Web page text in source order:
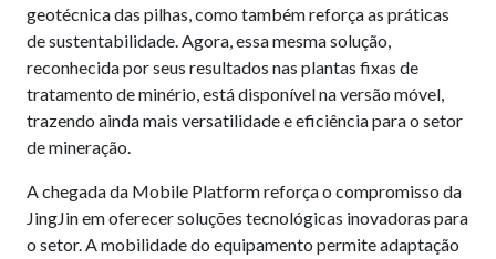
geotécnica das pilhas, como também reforça as práticas
de sustentabilidade. Agora, essa mesma solução,
reconhecida por seus resultados nas plantas fixas de
tratamento de minério, está disponível na versão móvel,
trazendo ainda mais versatilidade e eficiência para o setor
de mineração.
A chegada da Mobile Platform reforça o compromisso da
JingJin em oferecer soluções tecnológicas inovadoras para
o setor. A mobilidade do equipamento permite adaptação